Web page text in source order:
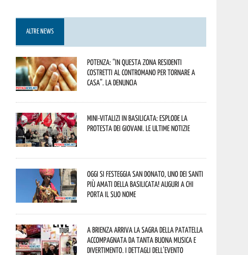
ALTRE NEWS
Potenza: “In questa zona residenti
costretti al contromano per tornare a
casa”. La denuncia
Mini-vitalizi in Basilicata: esplode la
protesta dei giovani. Le ultime notizie
Oggi si festeggia San Donato, uno dei Santi
più amati della Basilicata! Auguri a chi
porta il suo nome
A Brienza arriva la Sagra della Patatella
accompagnata da tanta buona musica e
divertimento. I dettagli dell’evento